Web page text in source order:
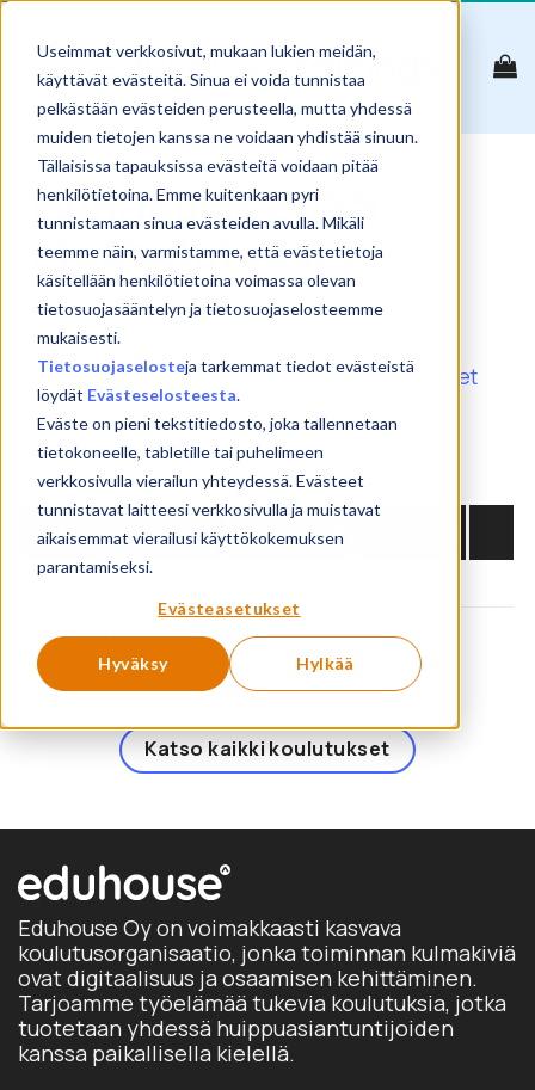
Useimmat verkkosivut, mukaan lukien meidän,
käyttävät evästeitä. Sinua ei voida tunnistaa
pelkästään evästeiden perusteella, mutta yhdessä
muiden tietojen kanssa ne voidaan yhdistää sinuun.
Tällaisissa tapauksissa evästeitä voidaan pitää
henkilötietoina. Emme kuitenkaan pyri
tunnistamaan sinua evästeiden avulla. Mikäli
teemme näin, varmistamme, että evästetietoja
käsitellään henkilötietoina voimassa olevan
tietosuojasääntelyn ja tietosuojaselosteemme
mukaisesti.
Tietosuojaselosteja tarkemmat tiedot evästeistä
löydät Evästeselosteesta.
Eväste on pieni tekstitiedosto, joka tallennetaan
tietokoneelle, tabletille tai puhelimeen
verkkosivulla vierailun yhteydessä. Evästeet
tunnistavat laitteesi verkkosivulla ja muistavat
aikaisemmat vierailusi käyttökokemuksen
parantamiseksi.
Evästeasetukset
Hyväksy Hylkää
Skip
content
Huhtikuun 2025
etäkoulutukset
Reset
Show
products
Search:
NIMI PVM PAIKKA
No matching products found.
Showing 0 products
Katso kaikki koulutukset
Eduhouse Oy on voimakkaasti kasvava
koulutusorganisaatio, jonka toiminnan kulmakiviä
ovat digitaalisuus ja osaamisen kehittäminen.
Tarjoamme työelämää tukevia koulutuksia, jotka
tuotetaan yhdessä huippuasiantuntijoiden
kanssa paikallisella kielellä.